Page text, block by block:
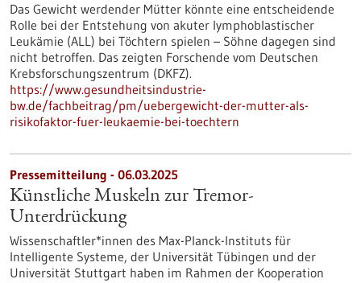
Das Gewicht werdender Mütter könnte eine entscheidende
Rolle bei der Entstehung von akuter lymphoblastischer
Leukämie (ALL) bei Töchtern spielen – Söhne dagegen sind
nicht betroffen. Das zeigten Forschende vom Deutschen
Krebsforschungszentrum (DKFZ).
https://www.gesundheitsindustrie-
bw.de/fachbeitrag/pm/uebergewicht-der-mutter-als-
risikofaktor-fuer-leukaemie-bei-toechtern
Pressemitteilung - 06.03.2025
Künstliche Muskeln zur Tremor-
Unterdrückung
Wissenschaftler*innen des Max-Planck-Instituts für
Intelligente Systeme, der Universität Tübingen und der
Universität Stuttgart haben im Rahmen der Kooperation